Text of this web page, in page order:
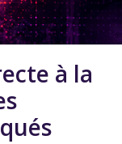
à la